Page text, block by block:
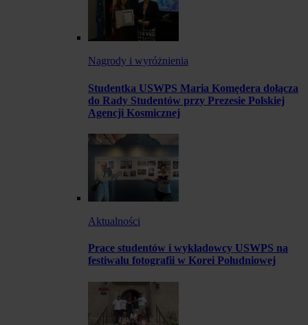
Nagrody i wyróżnienia
Studentka USWPS Maria Komędera dołącza
do Rady Studentów przy Prezesie Polskiej
Agencji Kosmicznej
Aktualności
Prace studentów i wykładowcy USWPS na
festiwalu fotografii w Korei Południowej